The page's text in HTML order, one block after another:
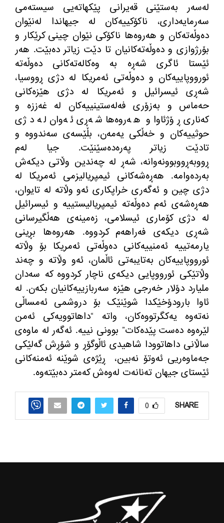
لەسەر بەستێنی قەیرانی پێکهاتەیی سیستەمی
سەرمایەداری، ناکۆکییەکان لە جیهاندا لەنێوان
دەوڵەتەکان و هەروەها ناکۆکی نێوان چینی کرێکار و
بۆرژوازی و دەوڵەتەکانیان تا دێت زیاتر دەبێت. هەر
ئێستا ئاگری شەڕە بە وەکالەتەکانی دەوڵەتە
ئورووپاییەکان و دەوڵەتی ئەمریکا لە دژی ڕووسیا،
شەڕی ئیسرائیل و ئەمریکا لە دژی هێزەکانی
حەماس و بەزۆری فەلەستینییەکان لە غەززە و
کەناری ڕۆژئاوا و هەروەها شەڕی ئەوان لە دژی
حوثییەکان و خەڵکی یەمەن، بڵێسەی سەندووە و
تادێت زیاتر پەرەدەسێنێت.جیا لەم
ڕووبەڕووبوونەوانە، شەڕ لە چەندین وڵاتی دیکەش
بەردەوامە. هەڕەشەکانی ئیمپریالیزمی ئەمریکا لە
دژی چین و ئەگەری خراپکاری ئەو وڵاتە لە تایوان،
هەڕەشەی ئەم دەوڵەتە ئیمپریالیستییە و ئیسرائیل
لە دژی کۆماری ئیسلامی، زەمینەی هەڵگیرسانی
شەڕی دیکەی فەراهەم کردووە. هەروەها بڕینی
یارمەتییە ئەمنییەکانی دەوڵەتی ئەمریکا بۆ وڵاتە
ئورووپاییەکان بەتایبەتی ئاڵمان، ئەو وڵاتە و چەند
وڵاتێکی ئورووپایی دیکەی ناچار کردووە کە سەدان
ملیارد دۆلار خەرجی هێزە سەربازییەکانیان بکەن. لە
ئاوا بارودۆخێکدا شوێنێک بۆ دروشمی ئەمساڵی
نەتەوە یەکگرتووەکان، واتە “داهاتوویەکی ئەمن
لێرەوە دەست پێدەکات” بوونی نییە. ئەگەر لە ماوەی
ساڵانی داهاتوودا شاهیدی ئاڵوگۆڕ و شۆڕش گەلێکی
جەماوەریی ئەوتۆ نەبین،
ڕێژەی شوێنە ئەمنەکانی
ئێستای جیهان تەنانەت لەوەش کەمتر دەبێتەوە.
SHARE
0